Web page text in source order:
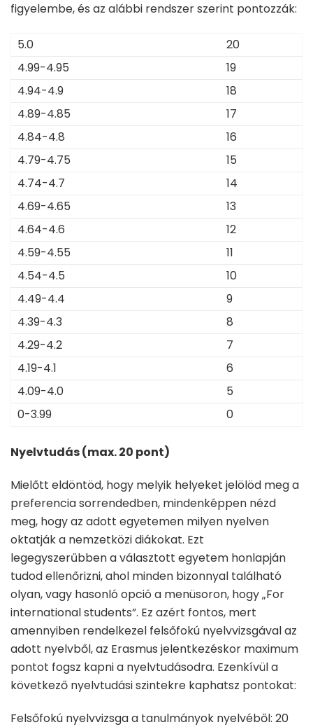
figyelembe, és az alábbi rendszer szerint pontozzák:
5.0
20
4.99-4.95
19
4.94-4.9
18
4.89-4.85
17
4.84-4.8
16
4.79-4.75
15
4.74-4.7
14
4.69-4.65
13
4.64-4.6
12
4.59-4.55
11
4.54-4.5
10
4.49-4.4
9
4.39-4.3
8
4.29-4.2
7
4.19-4.1
6
4.09-4.0
5
0-3.99
0
Nyelvtudás (max. 20 pont)
Mielőtt eldöntöd, hogy melyik helyeket jelölöd meg a
preferencia sorrendedben, mindenképpen nézd
meg, hogy az adott egyetemen milyen nyelven
oktatják a nemzetközi diákokat. Ezt
legegyszerűbben a választott egyetem honlapján
tudod ellenőrizni, ahol minden bizonnyal található
olyan, vagy hasonló opció a menüsoron, hogy „For
international students”. Ez azért fontos, mert
amennyiben rendelkezel felsőfokú nyelvvizsgával az
adott nyelvből, az Erasmus jelentkezéskor maximum
pontot fogsz kapni a nyelvtudásodra. Ezenkívül a
következő nyelvtudási szintekre kaphatsz pontokat:
Felsőfokú nyelvvizsga a tanulmányok nyelvéből: 20